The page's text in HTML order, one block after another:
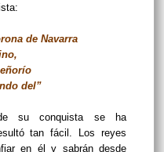
de Navarra
del”
de su conquista se ha
tan fácil. Los reyes
en él y sabrán desde